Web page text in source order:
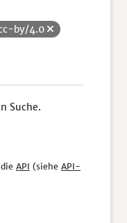
by/4.0
Suche.
API (siehe API-